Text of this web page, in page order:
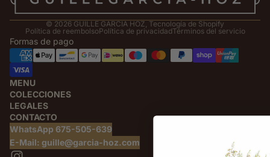
© 2026GUILLE GARCIA HOZ,Tecnología de Shopify
Política de reembolsoPolítica de privacidadTérminos del servicio
Formas de pago
MENU
COLECCIONES
LEGALES
CONTACTO
WhatsApp 675-505-639
E-Mail: guille@garcia-hoz.com